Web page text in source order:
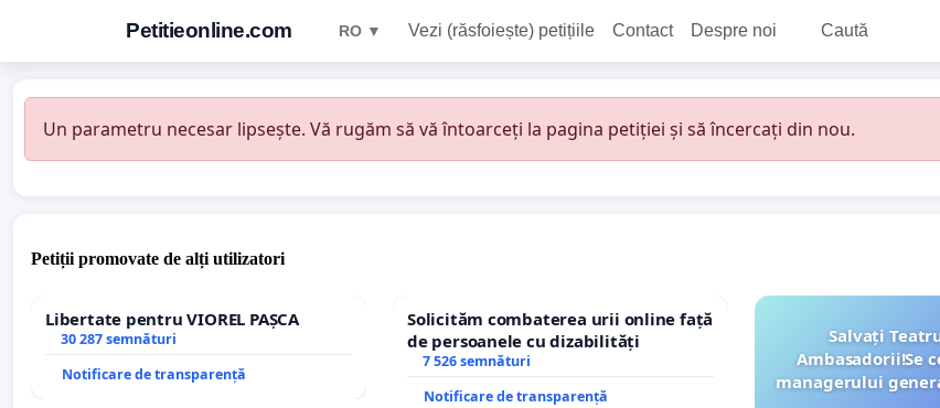
Petitieonline.com RO ▼ Vezi (răsfoiește) petițiile Contact Despre noi Caută
Un parametru necesar lipsește. Vă rugăm să vă întoarceți la pagina petiției și să încercați din nou.
Petiții promovate de alți utilizatori
Libertate pentru VIOREL PAȘCA
30 287 semnături
Notificare de transparență
Solicităm combaterea urii online față
de persoanele cu dizabilități
7 526 semnături
Notificare de transparență
Salvați
Ambasadorii!Se
managerului